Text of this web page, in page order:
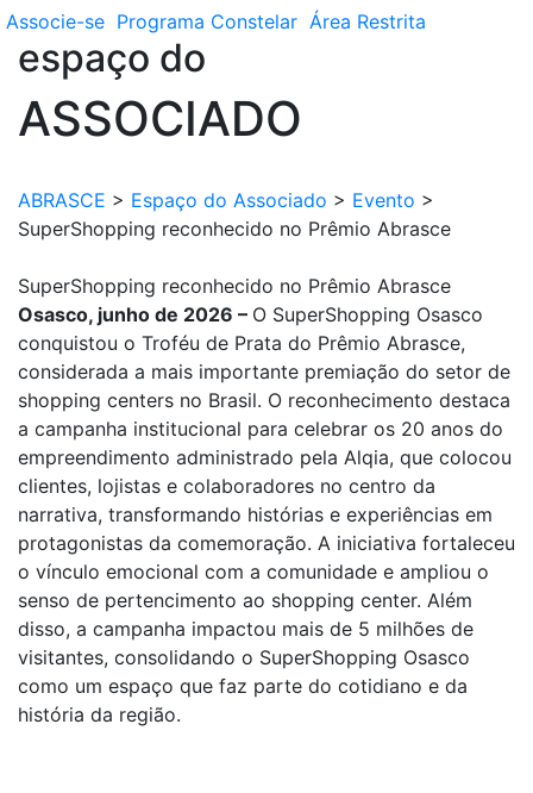
Associe-se Programa Constelar Área Restrita
espaço do
ASSOCIADO
ABRASCE > Espaço do Associado > Evento >
SuperShopping reconhecido no Prêmio Abrasce
SuperShopping reconhecido no Prêmio Abrasce
Osasco, junho de 2026 – O SuperShopping Osasco
conquistou o Troféu de Prata do Prêmio Abrasce,
considerada a mais importante premiação do setor de
shopping centers no Brasil. O reconhecimento destaca
a campanha institucional para celebrar os 20 anos do
empreendimento administrado pela Alqia, que colocou
clientes, lojistas e colaboradores no centro da
narrativa, transformando histórias e experiências em
protagonistas da comemoração. A iniciativa fortaleceu
o vínculo emocional com a comunidade e ampliou o
senso de pertencimento ao shopping center. Além
disso, a campanha impactou mais de 5 milhões de
visitantes, consolidando o SuperShopping Osasco
como um espaço que faz parte do cotidiano e da
história da região.